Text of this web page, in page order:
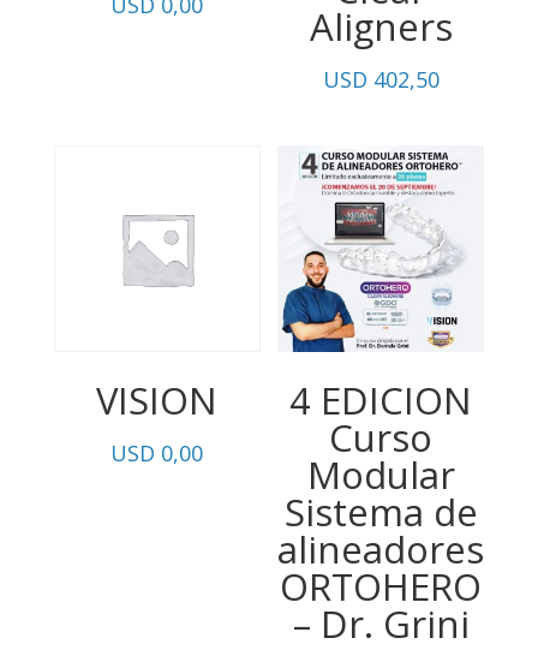
Aligners
USD 402,50
VISION
USD 0,00
4 EDICION
Curso
Modular
Sistema de
alineadores
ORTOHERO
– Dr. Grini